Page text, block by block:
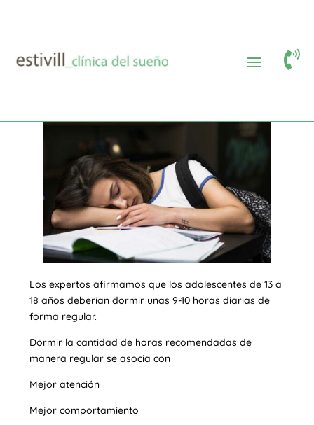

¿Cuántas horas debe dormir un
Los expertos afirmamos que los adolescentes de 13 a
18 años deberían dormir unas 9-10 horas diarias de
forma regular.
Dormir la cantidad de horas recomendadas de
manera regular se asocia con
Mejor atención
Mejor comportamiento